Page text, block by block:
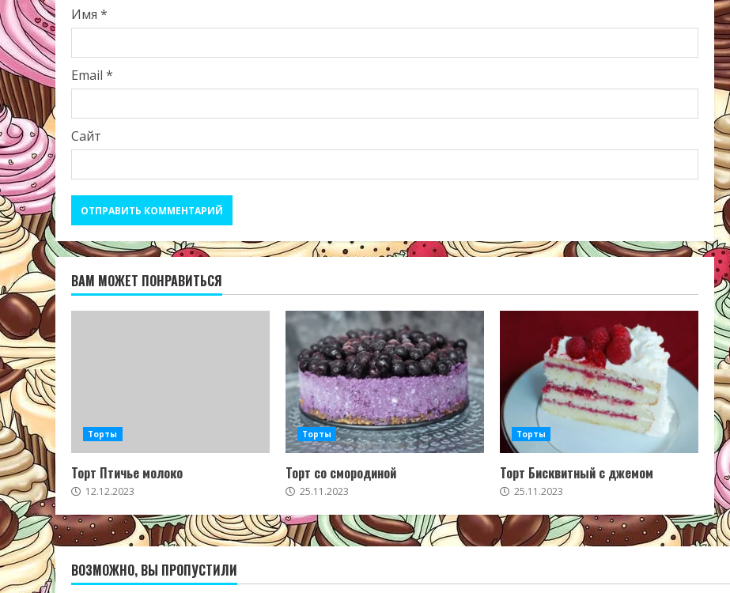
Имя *
Email *
Сайт
ВАМ МОЖЕТ ПОНРАВИТЬСЯ
Торты
Торт Птичье молоко
12.12.2023
Торты
Торт со смородиной
25.11.2023
Торты
Торт Бисквитный с джемом
25.11.2023
ВОЗМОЖНО, ВЫ ПРОПУСТИЛИ